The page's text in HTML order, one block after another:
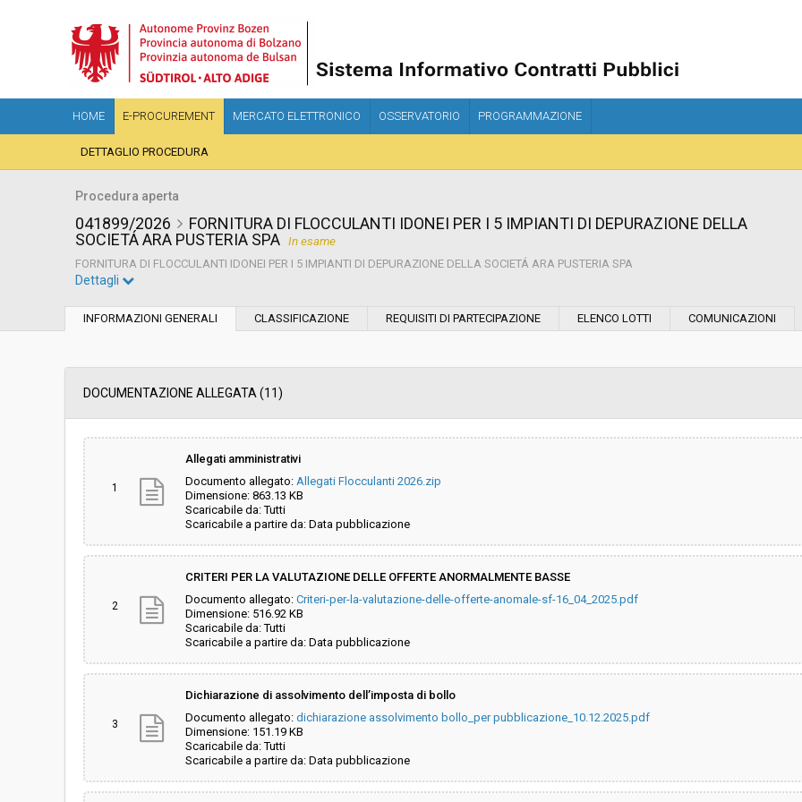
HOME E-PROCUREMENT MERCATO ELETTRONICO OSSERVATORIO PROGRAMMAZIONE
DETTAGLIO PROCEDURA
Procedura aperta
041899/2026
FORNITURA DI FLOCCULANTI IDONEI PER I 5 IMPIANTI DI DEPURAZIONE DELLA
SOCIETÁ ARA PUSTERIA SPA In esame
FORNITURA DI FLOCCULANTI IDONEI PER I 5 IMPIANTI DI DEPURAZIONE DELLA SOCIETÁ ARA PUSTERIA SPA
Servizi sociali:
Scelta del contraente: Procedura aperta Svolgimento:
Valore stimato della procedura: € 942.000,00
Responsabile unico di progetto: Carolina Zanella
conto di un altro soggetto
Dettagli
INFORMAZIONI GENERALI CLASSIFICAZIONE REQUISITI DI PARTECIPAZIONE ELENCO LOTTI COMUNICAZIONI
DOCUMENTAZIONE ALLEGATA (11)
1
Allegati amministrativi
Documento allegato: Allegati Flocculanti 2026.zip
Dimensione: 863.13 KB
Scaricabile da: Tutti
Scaricabile a partire da: Data pubblicazione
2
CRITERI PER LA VALUTAZIONE DELLE OFFERTE ANORMALMENTE BASSE
Documento allegato: Criteri-per-la-valutazione-delle-offerte-anomale-sf-16_04_2025.pdf
Dimensione: 516.92 KB
Scaricabile da: Tutti
Scaricabile a partire da: Data pubblicazione
3
Dichiarazione di assolvimento dell’imposta di bollo
Documento allegato: dichiarazione assolvimento bollo_per pubblicazione_10.12.2025.pdf
Dimensione: 151.19 KB
Scaricabile da: Tutti
Scaricabile a partire da: Data pubblicazione